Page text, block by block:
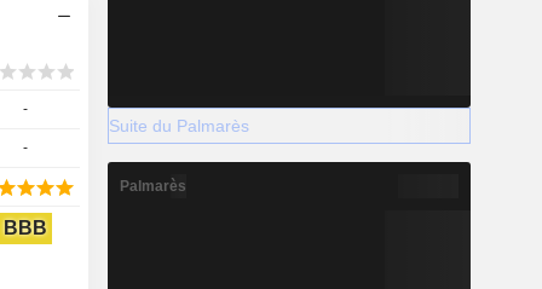
-
-
BBB
Suite du Palmarès
Palmarès